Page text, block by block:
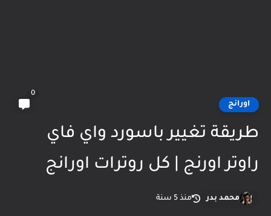
اورانج
0
طريقة تغيير باسورد واي فاي
راوتر اورنج | كل روترات اورانج
محمد بدر منذ 5 سنة